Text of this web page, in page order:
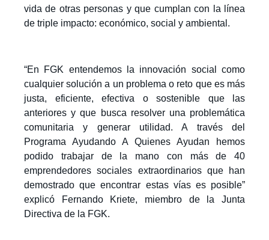
vida de otras personas y que cumplan con la línea
de triple impacto: económico, social y ambiental.
“En FGK entendemos la innovación social como
cualquier solución a un problema o reto que es más
justa, eficiente, efectiva o sostenible que las
anteriores y que busca resolver una problemática
comunitaria y generar utilidad. A través del
Programa Ayudando A Quienes Ayudan hemos
podido trabajar de la mano con más de 40
emprendedores sociales extraordinarios que han
demostrado que encontrar estas vías es posible”
explicó Fernando Kriete, miembro de la Junta
Directiva de la FGK.